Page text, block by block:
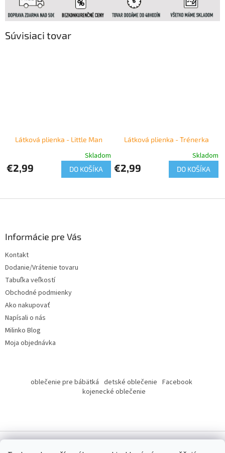
Súvisiaci tovar
Látková plienka - Little Man
Skladom
€2,99 DO KOŠÍKA
Látková plienka - Trénerka
Skladom
€2,99 DO KOŠÍKA
Informácie pre Vás
Kontakt
Dodanie/Vrátenie tovaru
Tabuľka veľkostí
Obchodné podmienky
Ako nakupovať
Napísali o nás
Milinko Blog
Moja objednávka
oblečenie pre bábätká detské oblečenie Facebook
kojenecké oblečenie